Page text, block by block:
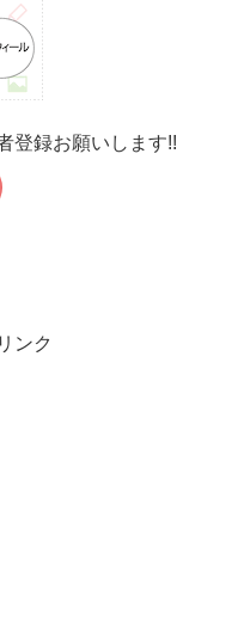
登録お願いします!!
ンク